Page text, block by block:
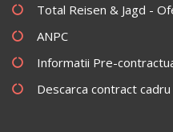
Total Reisen & Jagd -
ANPC
Informatii Pre-
Descarca contract